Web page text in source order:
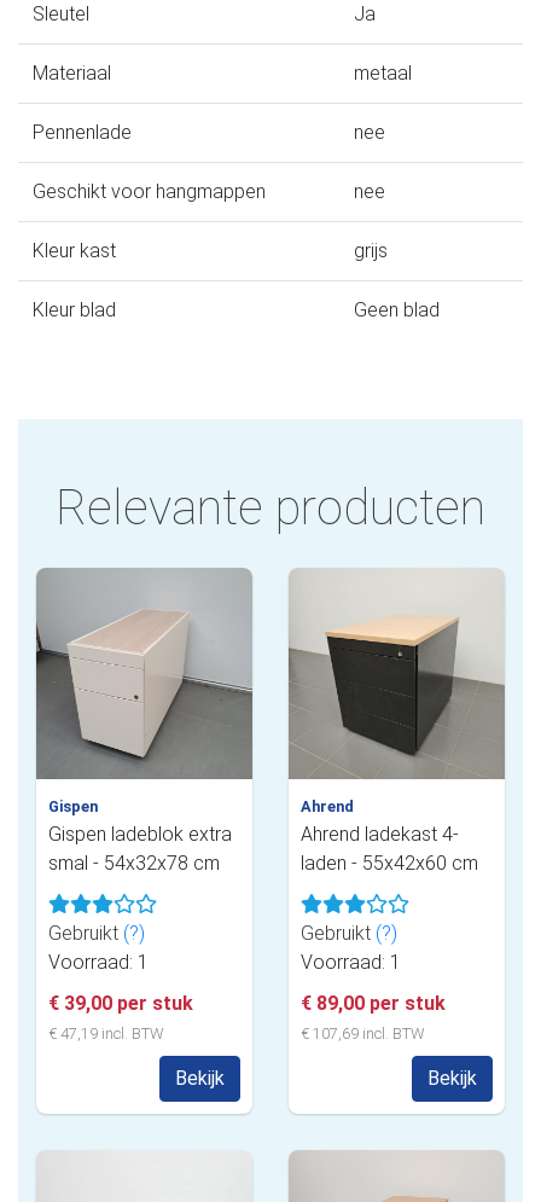
Sleutel Ja
Materiaal metaal
Pennenlade nee
Geschikt voor hangmappen nee
Kleur kast grijs
Kleur blad Geen blad
Relevante producten
Gispen
Gispen ladeblok extra
smal - 54x32x78 cm
Gebruikt (?)
Voorraad: 1
€ 39,00 per stuk
€ 47,19 incl. BTW
Bekijk
Ahrend
Ahrend ladekast 4-
laden - 55x42x60 cm
Gebruikt (?)
Voorraad: 1
€ 89,00 per stuk
€ 107,69 incl. BTW
Bekijk